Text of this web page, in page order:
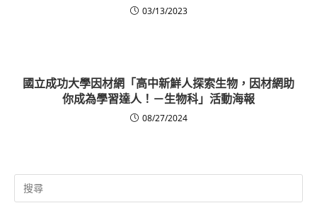
03/13/2023
國立成功大學因材網「高中新鮮人探索生物，因材網助
你成為學習達人！－生物科」活動海報
08/27/2024
Search
for: